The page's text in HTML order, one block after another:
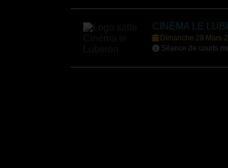
CINÉMA LE
Dimanche 29 Mars
Séance de courts